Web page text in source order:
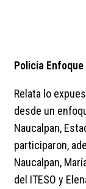
Policia
Relata lo
desde un
Naucalpan,
participaron,
Naucalpan,
del ITESO y